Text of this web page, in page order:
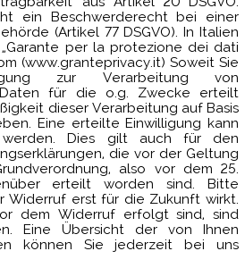
ein Beschwerderecht bei einer
(Artikel 77 DSGVO). In Italien
per la protezione dei dati
(www.granteprivacy.it) Soweit Sie
zur Verarbeitung von
für die o.g. Zwecke erteilt
dieser Verarbeitung auf Basis
Eine erteilte Einwilligung kann
werden. Dies gilt auch für den
die vor der Geltung
also vor dem 25.
erteilt worden sind. Bitte
Widerruf erst für die Zukunft wirkt.
dem Widerruf erfolgt sind, sind
Eine Übersicht der von Ihnen
können Sie jederzeit bei uns